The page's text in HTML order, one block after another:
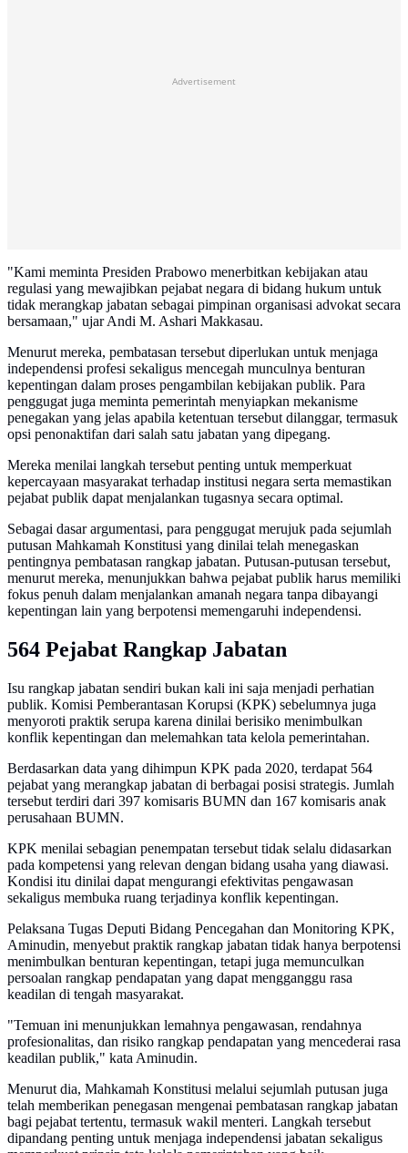
Advertisement
"Kami meminta Presiden Prabowo menerbitkan kebijakan atau
regulasi yang mewajibkan pejabat negara di bidang hukum untuk
tidak merangkap jabatan sebagai pimpinan organisasi advokat secara
bersamaan," ujar Andi M. Ashari Makkasau.
Menurut mereka, pembatasan tersebut diperlukan untuk menjaga
independensi profesi sekaligus mencegah munculnya benturan
kepentingan dalam proses pengambilan kebijakan publik. Para
penggugat juga meminta pemerintah menyiapkan mekanisme
penegakan yang jelas apabila ketentuan tersebut dilanggar, termasuk
opsi penonaktifan dari salah satu jabatan yang dipegang.
Mereka menilai langkah tersebut penting untuk memperkuat
kepercayaan masyarakat terhadap institusi negara serta memastikan
pejabat publik dapat menjalankan tugasnya secara optimal.
Sebagai dasar argumentasi, para penggugat merujuk pada sejumlah
putusan Mahkamah Konstitusi yang dinilai telah menegaskan
pentingnya pembatasan rangkap jabatan. Putusan-putusan tersebut,
menurut mereka, menunjukkan bahwa pejabat publik harus memiliki
fokus penuh dalam menjalankan amanah negara tanpa dibayangi
kepentingan lain yang berpotensi memengaruhi independensi.
564 Pejabat Rangkap Jabatan
Isu rangkap jabatan sendiri bukan kali ini saja menjadi perhatian
publik. Komisi Pemberantasan Korupsi (KPK) sebelumnya juga
menyoroti praktik serupa karena dinilai berisiko menimbulkan
konflik kepentingan dan melemahkan tata kelola pemerintahan.
Berdasarkan data yang dihimpun KPK pada 2020, terdapat 564
pejabat yang merangkap jabatan di berbagai posisi strategis. Jumlah
tersebut terdiri dari 397 komisaris BUMN dan 167 komisaris anak
perusahaan BUMN.
KPK menilai sebagian penempatan tersebut tidak selalu didasarkan
pada kompetensi yang relevan dengan bidang usaha yang diawasi.
Kondisi itu dinilai dapat mengurangi efektivitas pengawasan
sekaligus membuka ruang terjadinya konflik kepentingan.
Pelaksana Tugas Deputi Bidang Pencegahan dan Monitoring KPK,
Aminudin, menyebut praktik rangkap jabatan tidak hanya berpotensi
menimbulkan benturan kepentingan, tetapi juga memunculkan
persoalan rangkap pendapatan yang dapat mengganggu rasa
keadilan di tengah masyarakat.
"Temuan ini menunjukkan lemahnya pengawasan, rendahnya
profesionalitas, dan risiko rangkap pendapatan yang mencederai rasa
keadilan publik," kata Aminudin.
Menurut dia, Mahkamah Konstitusi melalui sejumlah putusan juga
telah memberikan penegasan mengenai pembatasan rangkap jabatan
bagi pejabat tertentu, termasuk wakil menteri. Langkah tersebut
dipandang penting untuk menjaga independensi jabatan sekaligus